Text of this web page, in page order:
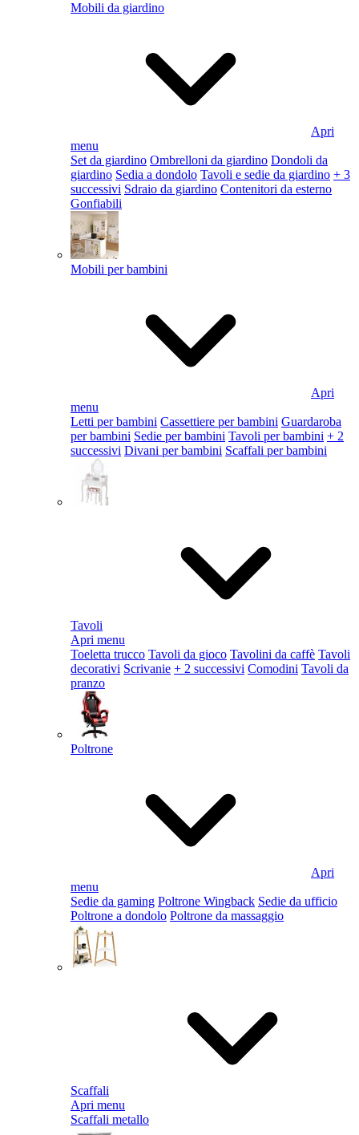
Mobili da giardino
Apri
menu
Set da giardino Ombrelloni da giardino Dondoli da
giardino Sedia a dondolo Tavoli e sedie da giardino + 3
successivi Sdraio da giardino Contenitori da esterno
Gonfiabili
Mobili per bambini
Apri
menu
Letti per bambini Cassettiere per bambini Guardaroba
per bambini Sedie per bambini Tavoli per bambini + 2
successivi Divani per bambini Scaffali per bambini
Tavoli
Apri menu
Toeletta trucco Tavoli da gioco Tavolini da caffè Tavoli
decorativi Scrivanie + 2 successivi Comodini Tavoli da
pranzo
Poltrone
Apri
menu
Sedie da gaming Poltrone Wingback Sedie da ufficio
Poltrone a dondolo Poltrone da massaggio
Scaffali
Apri menu
Scaffali metallo